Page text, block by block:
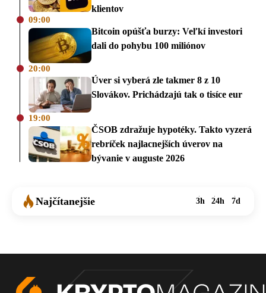
klientov
09:00
Bitcoin opúšťa burzy: Veľkí investori
dali do pohybu 100 miliónov
20:00
Úver si vyberá zle takmer 8 z 10
Slovákov. Prichádzajú tak o tisíce eur
19:00
ČSOB zdražuje hypotéky. Takto vyzerá
rebríček najlacnejších úverov na
bývanie v auguste 2026
Najčítanejšie 3h 24h 7d